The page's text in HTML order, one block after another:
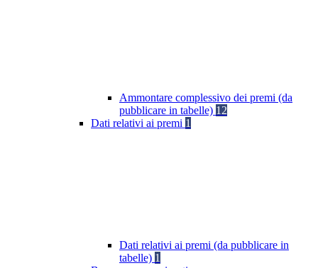
Ammontare complessivo dei premi (da
pubblicare in tabelle) 12
Dati relativi ai premi 1
Dati relativi ai premi (da pubblicare in
tabelle) 1